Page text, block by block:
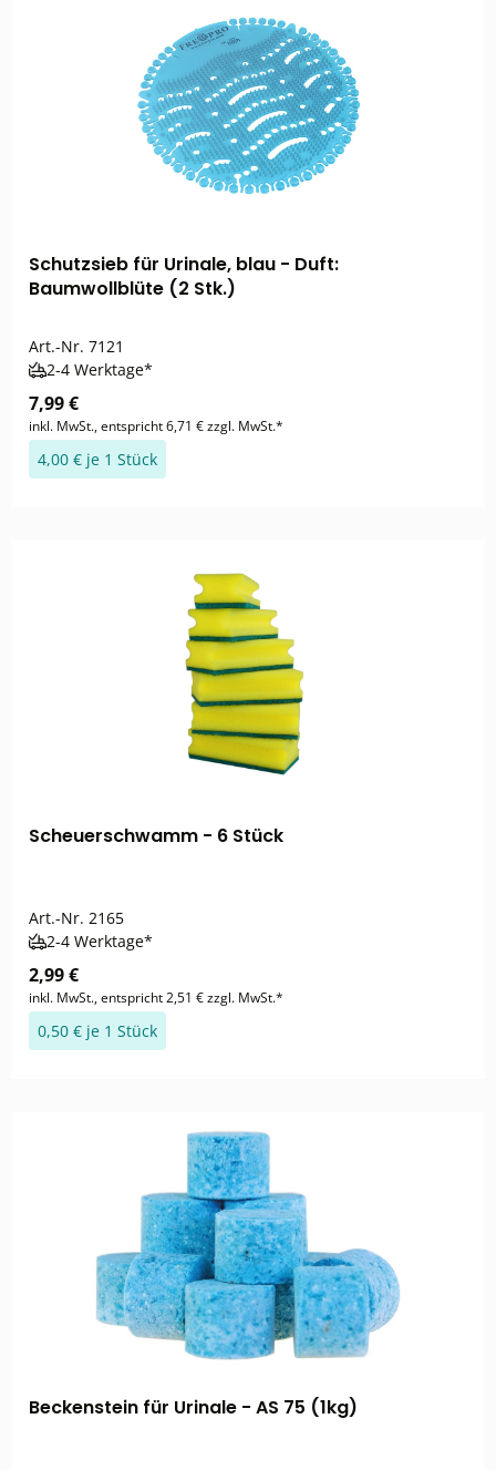
Schutzsieb für Urinale, blau - Duft:
Baumwollblüte (2 Stk.)
Art.-Nr. 7121
2-4 Werktage*
7,99 €
inkl. MwSt., entspricht 6,71 € zzgl. MwSt.*
4,00 € je 1 Stück
Scheuerschwamm - 6 Stück
Art.-Nr. 2165
2-4 Werktage*
2,99 €
inkl. MwSt., entspricht 2,51 € zzgl. MwSt.*
0,50 € je 1 Stück
Beckenstein für Urinale - AS 75 (1kg)